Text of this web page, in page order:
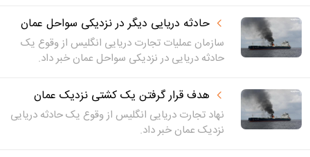
حادثه دریایی دیگر در نزدیکی سواحل عمان
سازمان عملیات تجارت دریایی انگلیس از وقوع یک
حادثه دریایی در نزدیکی سواحل عمان خبر داد.
هدف قرار گرفتن یک کشتی نزدیک عمان
نهاد تجارت دریایی انگلیس از وقوع یک حادثه دریایی
نزدیک عمان خبر داد.